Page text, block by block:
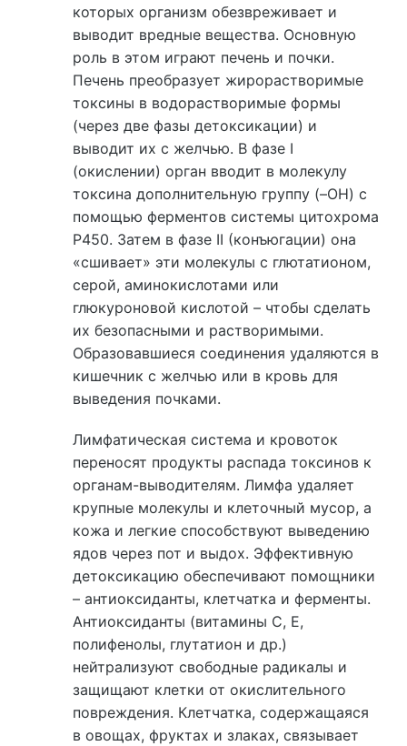
которых организм обезвреживает и
выводит вредные вещества. Основную
роль в этом играют печень и почки.
Печень преобразует жирорастворимые
токсины в водорастворимые формы
(через две фазы детоксикации) и
выводит их с желчью. В фазе I
(окислении) орган вводит в молекулу
токсина дополнительную группу (–OH) с
помощью ферментов системы цитохрома
P450. Затем в фазе II (конъюгации) она
«сшивает» эти молекулы с глютатионом,
серой, аминокислотами или
глюкуроновой кислотой – чтобы сделать
их безопасными и растворимыми.
Образовавшиеся соединения удаляются в
кишечник с желчью или в кровь для
выведения почками.
Лимфатическая система и кровоток
переносят продукты распада токсинов к
органам-выводителям. Лимфа удаляет
крупные молекулы и клеточный мусор, а
кожа и легкие способствуют выведению
ядов через пот и выдох. Эффективную
детоксикацию обеспечивают помощники
– антиоксиданты, клетчатка и ферменты.
Антиоксиданты (витамины C, E,
полифенолы, глутатион и др.)
нейтрализуют свободные радикалы и
защищают клетки от окислительного
повреждения. Клетчатка, содержащаяся
в овощах, фруктах и злаках, связывает